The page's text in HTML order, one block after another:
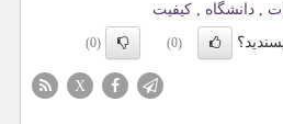
, دانشگاه , كیفیت
(0)
(0)
X